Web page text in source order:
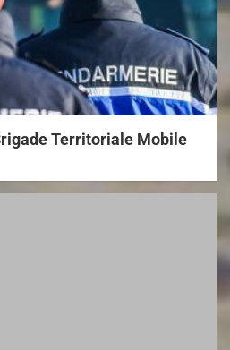
Territoriale Mobile